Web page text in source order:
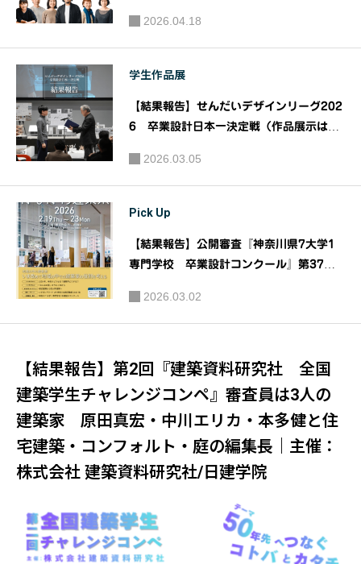
略として
の都市再
生」刊行
記念｜主
催：学芸
出版社・
シティラ
ボ東京
築設計学
健と住宅建築・コンフォルト・庭の編集長
｜主催：株式会社 建築資料研究社/日建学
院
2026.04.18
学生作品展
【結果報告】せんだいデザインリーグ202
6 卒業設計日本一決定戦（作品展示は3/
議 せんだいメディアテーク
2026.03.05
Pick Up
【結果報告】公開審査『神奈川県7大学1
専門学校 卒業設計コンクール』第37回J
｜主催：JIA 関東甲信越支部 神奈川地域
会(JIA神奈川)
2026.03.02
【結果報告】第2回『建築資料研究社 全国
建築学生チャレンジコンペ』審査員は3人の
建築家 原田真宏・中川エリカ・本多健と住
宅建築・コンフォルト・庭の編集長｜主催：
株式会社 建築資料研究社/日建学院